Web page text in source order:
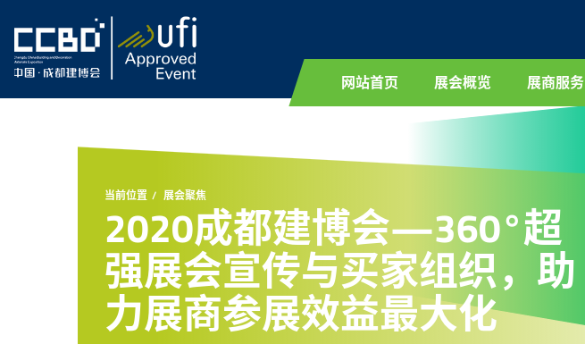
网站首页 展会概览 展商服务
当前位置 展会聚焦
2020成都建博会—360°超
强展会宣传与买家组织，助
力展商参展效益最大化